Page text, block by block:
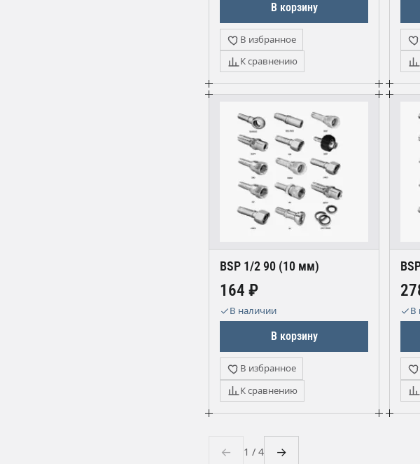
В корзину
В избранное
К сравнению
BSP 1/2 90 (10 мм)
164 ₽
В наличии
В корзину
В избранное
К сравнению
В
← 1 / 4 →